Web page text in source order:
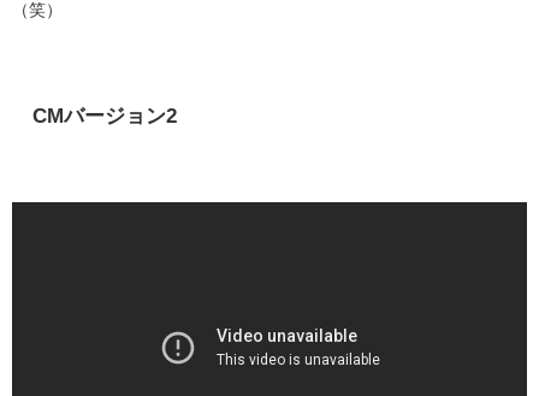
（笑）
CMバージョン2